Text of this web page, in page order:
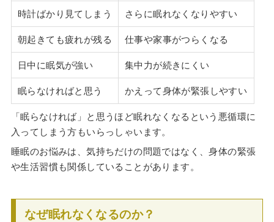
時計ばかり見てしまう さらに眠れなくなりやすい
朝起きても疲れが残る 仕事や家事がつらくなる
日中に眠気が強い 集中力が続きにくい
眠らなければと思う かえって身体が緊張しやすい
「眠らなければ」と思うほど眠れなくなるという悪循環に
入ってしまう方もいらっしゃいます。
睡眠のお悩みは、気持ちだけの問題ではなく、身体の緊張
や生活習慣も関係していることがあります。
なぜ眠れなくなるのか？